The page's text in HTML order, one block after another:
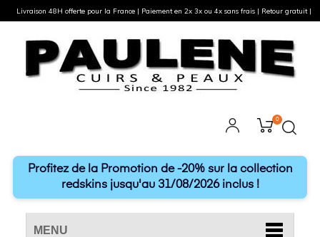
0
Profitez de la Promotion de -20% sur la collection
redskins jusqu'au 31/08/2026 inclus !
MENU
Livraison 48H offerte pour la France | Paiement en 2x 3x ou 4x sans frais | Retour gratuit |